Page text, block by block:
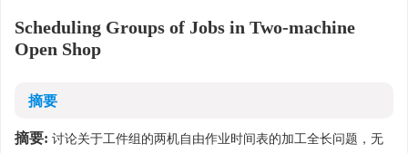
Scheduling Groups of Jobs in Two-machine
Open Shop
摘要
摘要: 讨论关于工件组的两机自由作业时间表的加工全长问题，无